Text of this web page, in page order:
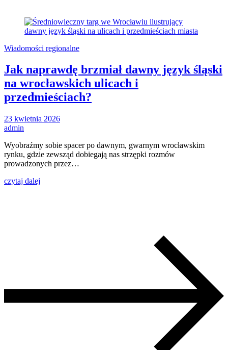
Wiadomości regionalne
Jak naprawdę brzmiał dawny język śląski
na wrocławskich ulicach i
przedmieściach?
23 kwietnia 2026
admin
Wyobraźmy sobie spacer po dawnym, gwarnym wrocławskim
rynku, gdzie zewsząd dobiegają nas strzępki rozmów
prowadzonych przez…
czytaj dalej